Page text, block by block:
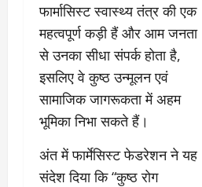
फार्मासिस्ट स्वास्थ्य तंत्र की एक
महत्वपूर्ण कड़ी हैं और आम जनता
से उनका सीधा संपर्क होता है,
इसलिए वे कुष्ठ उन्मूलन एवं
सामाजिक जागरूकता में अहम
भूमिका निभा सकते हैं।
अंत में फार्मेसिस्ट फेडरेशन ने यह
संदेश दिया कि “कुष्ठ रोग